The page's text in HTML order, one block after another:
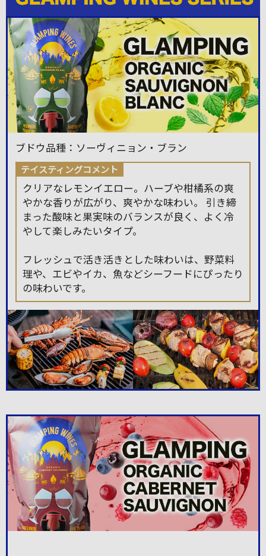
ブドウ品種：ソーヴィニョン・ブラン
テイスティングコメント
クリアなレモンイエロー。ハーブや柑橘系の爽
やかな香りが広がり、爽やかな味わい。 引き締
まった酸味と果実味のバランスが良く、よく冷
やして楽しみたいタイプ。
フレッシュで活き活きとした味わいは、野菜料
理や、エビやイカ、魚などシーフードにぴったり
の味わいです。